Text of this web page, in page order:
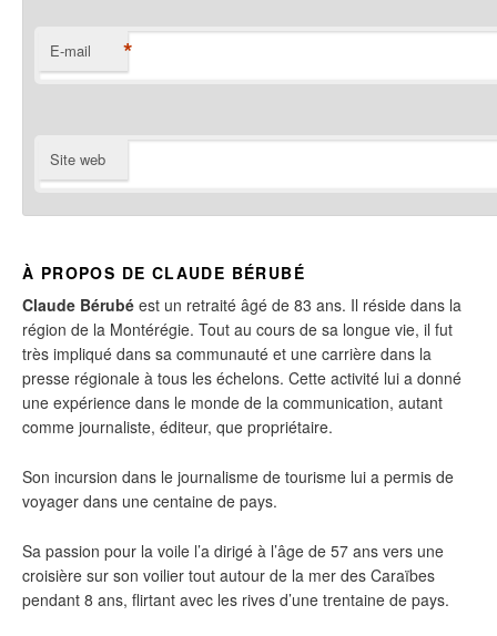
E-mail *
Site web
À PROPOS DE CLAUDE BÉRUBÉ
Claude Bérubé est un retraité âgé de 83 ans. Il réside dans la
région de la Montérégie. Tout au cours de sa longue vie, il fut
très impliqué dans sa communauté et une carrière dans la
presse régionale à tous les échelons. Cette activité lui a donné
une expérience dans le monde de la communication, autant
comme journaliste, éditeur, que propriétaire.
Son incursion dans le journalisme de tourisme lui a permis de
voyager dans une centaine de pays.
Sa passion pour la voile l’a dirigé à l’âge de 57 ans vers une
croisière sur son voilier tout autour de la mer des Caraïbes
pendant 8 ans, flirtant avec les rives d’une trentaine de pays.